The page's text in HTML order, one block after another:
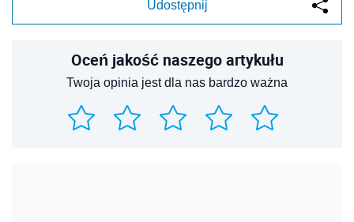
Udostępnij
Oceń jakość naszego artykułu
Twoja opinia jest dla nas bardzo ważna